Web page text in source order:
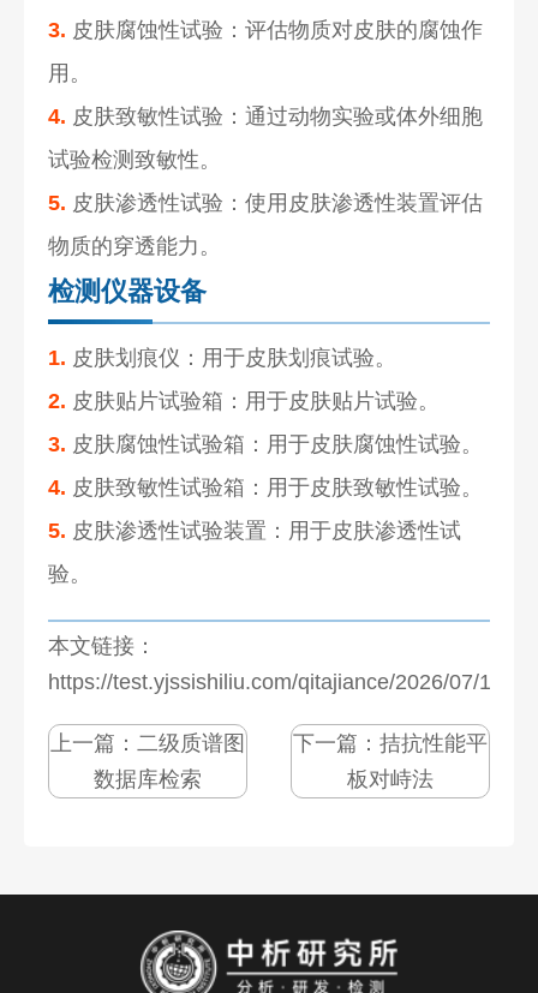
3. 皮肤腐蚀性试验：评估物质对皮肤的腐蚀作
用。
4. 皮肤致敏性试验：通过动物实验或体外细胞
试验检测致敏性。
5. 皮肤渗透性试验：使用皮肤渗透性装置评估
物质的穿透能力。
检测仪器设备
1. 皮肤划痕仪：用于皮肤划痕试验。
2. 皮肤贴片试验箱：用于皮肤贴片试验。
3. 皮肤腐蚀性试验箱：用于皮肤腐蚀性试验。
4. 皮肤致敏性试验箱：用于皮肤致敏性试验。
5. 皮肤渗透性试验装置：用于皮肤渗透性试
验。
本文链接：
https://test.yjssishiliu.com/qitajiance/2026/07/
上一篇： 二级质谱图
数据库检索
下一篇：拮抗性能平
板对峙法